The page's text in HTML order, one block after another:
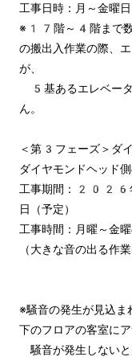
工事日時：月～金
※17階～4階まで数
の搬出入作業の際、
が、
5基あるエレベータ
ん。
＜第3フェーズ＞
ダイヤモンドヘッド
工事期間：
日（予定）
工事時間：月曜～
（大きな音の出る作
※騒音の発生が見込ま
下のフロアの客室に
騒音が発生しない